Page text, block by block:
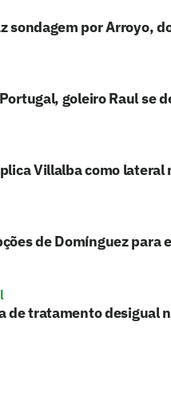
sondagem por Arroyo,
goleiro Raul se
Villalba como lateral
de Domínguez
de tratamento desigual